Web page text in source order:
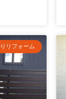
リフォーム